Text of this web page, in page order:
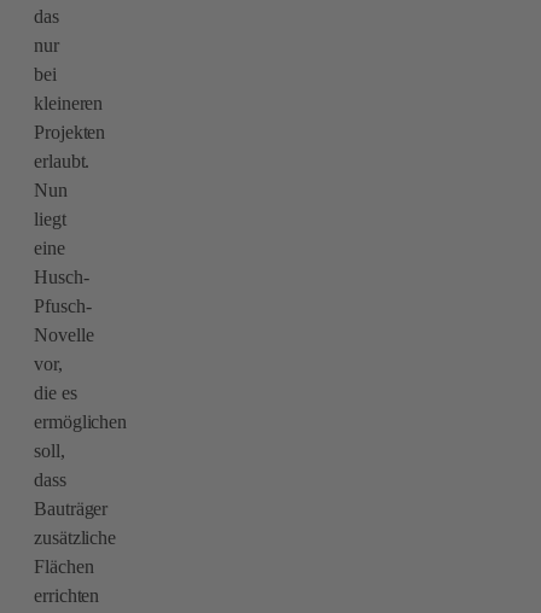
das
nur
bei
kleineren
Projekten
erlaubt.
Nun
liegt
eine
Husch-
Pfusch-
Novelle
vor,
die es
ermöglichen
soll,
dass
Bauträger
zusätzliche
Flächen
errichten